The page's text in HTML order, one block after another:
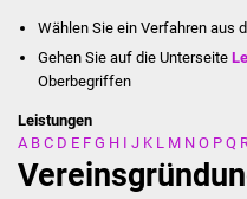
Wählen Sie ein Verfahren aus
Gehen Sie auf die Unterseite
Oberbegriffen
Leistungen
A B C D E F G H I J K L M N O P Q